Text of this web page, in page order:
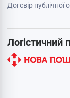
Договір публічної
Логістичний